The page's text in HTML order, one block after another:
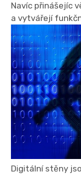
Navíc přinášejíc
a vytvářejí
Digitální stěny